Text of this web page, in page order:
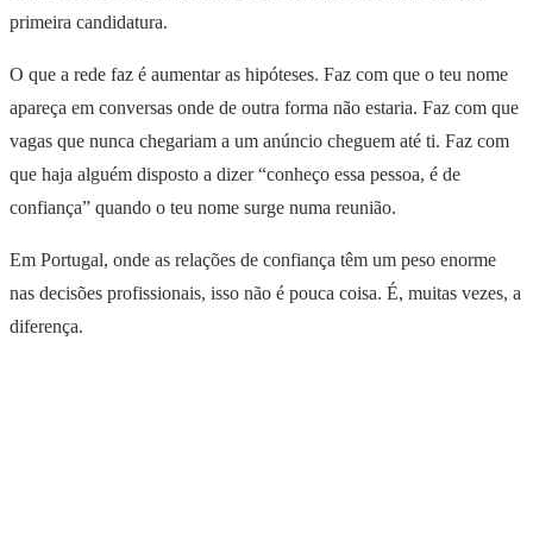
primeira candidatura.
O que a rede faz é aumentar as hipóteses. Faz com que o teu nome
apareça em conversas onde de outra forma não estaria. Faz com que
vagas que nunca chegariam a um anúncio cheguem até ti. Faz com
que haja alguém disposto a dizer “conheço essa pessoa, é de
confiança” quando o teu nome surge numa reunião.
Em Portugal, onde as relações de confiança têm um peso enorme
nas decisões profissionais, isso não é pouca coisa. É, muitas vezes, a
diferença.